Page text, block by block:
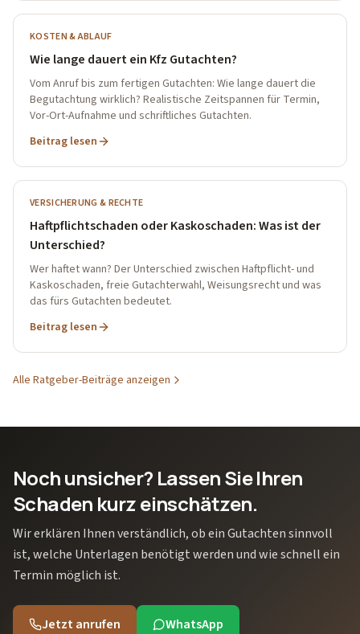
KOSTEN & ABLAUF
Wie lange dauert ein Kfz Gutachten?
Vom Anruf bis zum fertigen Gutachten: Wie lange dauert die
Begutachtung wirklich? Realistische Zeitspannen für Termin,
Vor-Ort-Aufnahme und schriftliches Gutachten.
Beitrag lesen
VERSICHERUNG & RECHTE
Haftpflichtschaden oder Kaskoschaden: Was ist der
Unterschied?
Wer haftet wann? Der Unterschied zwischen Haftpflicht- und
Kaskoschaden, freie Gutachterwahl, Weisungsrecht und was
das fürs Gutachten bedeutet.
Beitrag lesen
Alle Ratgeber-Beiträge anzeigen
Noch unsicher? Lassen Sie Ihren
Schaden kurz einschätzen.
Wir erklären Ihnen verständlich, ob ein Gutachten sinnvoll
ist, welche Unterlagen benötigt werden und wie schnell ein
Termin möglich ist.
Jetzt anrufen WhatsApp